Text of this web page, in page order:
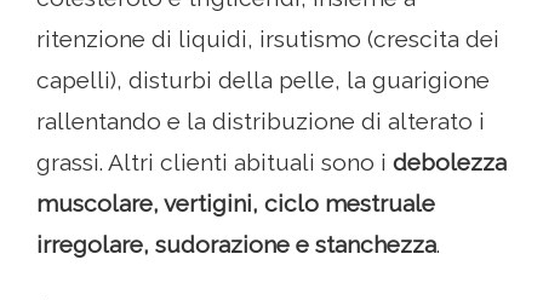
ritenzione di liquidi, irsutismo (crescita dei
capelli), disturbi della pelle, la guarigione
rallentando e la distribuzione di alterato i
grassi. Altri clienti abituali sono i debolezza
muscolare, vertigini, ciclo mestruale
irregolare, sudorazione e stanchezza.